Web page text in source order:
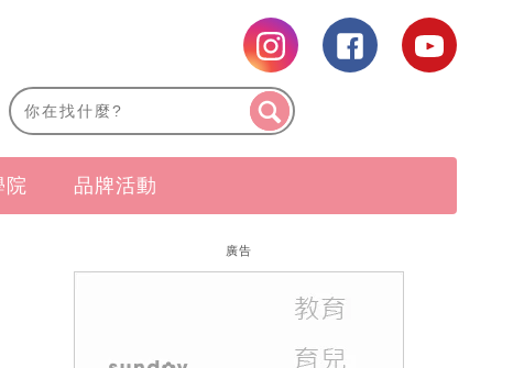
院 品牌活動
廣告